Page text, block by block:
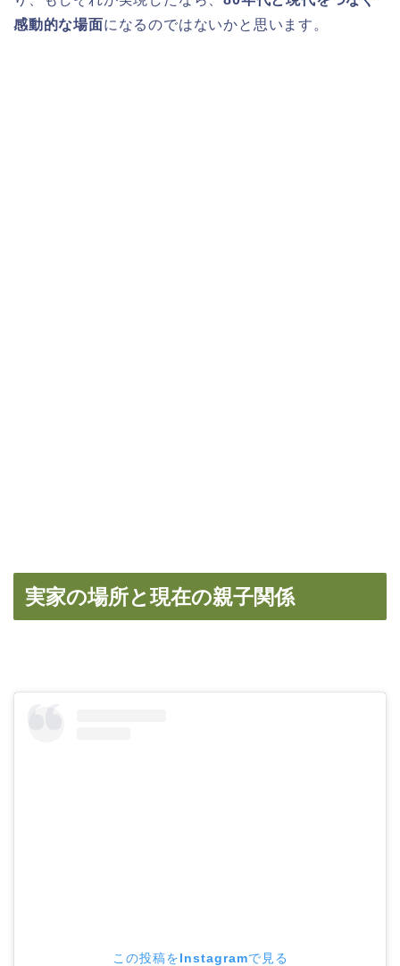
感動的な場面になるのではないかと思います。
実家の場所と現在の親子関係
この投稿をInstagramで見る